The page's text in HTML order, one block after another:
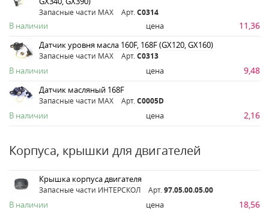
Запасные части MAX Арт. C0314
В наличии цена 11,36
Датчик уровня масла 160F, 168F (GX120, GX160)
Запасные части MAX Арт. C0313
В наличии цена 9,48
Датчик масляный 168F
Запасные части MAX Арт. C0005D
В наличии цена 2,16
Корпуса, крышки для двигателей
Крышка корпуса двигателя
Запасные части ИНТЕРСКОЛ Арт. 97.05.00.05.00
В наличии цена 18,56